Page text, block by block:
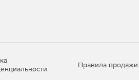
Правила продажи